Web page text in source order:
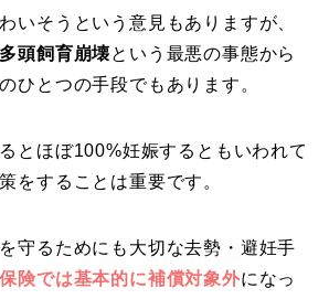
いそうという意見もありますが、
多頭飼育崩壊という最悪の事態から
ひとつの手段でもあります。
とほぼ100%妊娠するともいわれて
をすることは重要です。
守るためにも大切な去勢・避妊手
険では基本的に補償対象外になっ